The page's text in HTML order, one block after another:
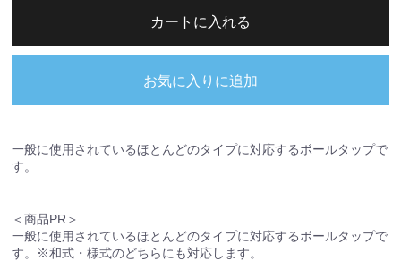
カートに入れる
お気に入りに追加
一般に使用されているほとんどのタイプに対応するボールタップで
す。
＜商品PR＞
一般に使用されているほとんどのタイプに対応するボールタップで
す。※和式・様式のどちらにも対応します。